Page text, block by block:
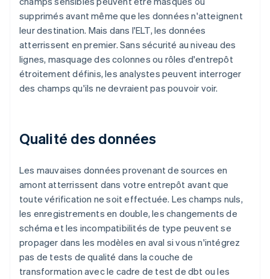
supprimés avant même que les données n'atteignent
leur destination. Mais dans l'ELT, les données
atterrissent en premier. Sans sécurité au niveau des
lignes, masquage des colonnes ou rôles d'entrepôt
étroitement définis, les analystes peuvent interroger
des champs qu'ils ne devraient pas pouvoir voir.
Qualité des données
Les mauvaises données provenant de sources en
amont atterrissent dans votre entrepôt avant que
toute vérification ne soit effectuée. Les champs nuls,
les enregistrements en double, les changements de
schéma et les incompatibilités de type peuvent se
propager dans les modèles en aval si vous n'intégrez
pas de tests de qualité dans la couche de
transformation avec le cadre de test de dbt ou les